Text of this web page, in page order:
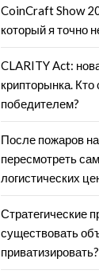
CoinCraft Show
который я точно
CLARITY Act:
крипторынка.
победителем?
После пожаров
пересмотреть
логистических
Стратегические
существовать
приватизировать?